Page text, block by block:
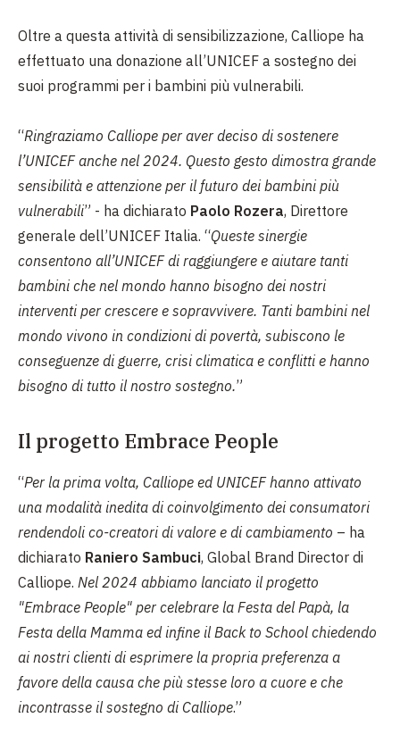
Oltre a questa attività di sensibilizzazione, Calliope ha
effettuato una donazione all’UNICEF a sostegno dei
suoi programmi per i bambini più vulnerabili.
“Ringraziamo Calliope per aver deciso di sostenere
l’UNICEF anche nel 2024. Questo gesto dimostra grande
sensibilità e attenzione per il futuro dei bambini più
vulnerabili” - ha dichiarato Paolo Rozera, Direttore
generale dell’UNICEF Italia. “Queste sinergie
consentono all’UNICEF di raggiungere e aiutare tanti
bambini che nel mondo hanno bisogno dei nostri
interventi per crescere e sopravvivere. Tanti bambini nel
mondo vivono in condizioni di povertà, subiscono le
conseguenze di guerre, crisi climatica e conflitti e hanno
bisogno di tutto il nostro sostegno.”
Il progetto Embrace People
“Per la prima volta, Calliope ed UNICEF hanno attivato
una modalità inedita di coinvolgimento dei consumatori
rendendoli co-creatori di valore e di cambiamento – ha
dichiarato Raniero Sambuci, Global Brand Director di
Calliope. Nel 2024 abbiamo lanciato il progetto
"Embrace People" per celebrare la Festa del Papà, la
Festa della Mamma ed infine il Back to School chiedendo
ai nostri clienti di esprimere la propria preferenza a
favore della causa che più stesse loro a cuore e che
incontrasse il sostegno di Calliope.”